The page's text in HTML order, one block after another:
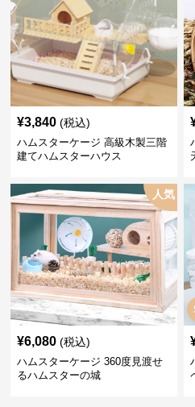
¥3,840 (税込)
ハムスターケージ 高級木製三階
建てハムスターハウス
人気
¥6,080 (税込)
ハムスターケージ 360度見渡せ
るハムスターの城